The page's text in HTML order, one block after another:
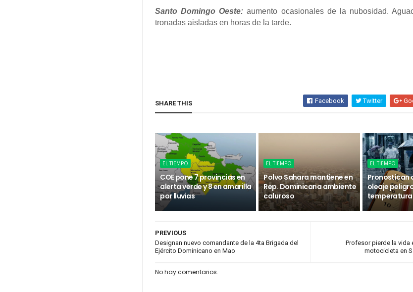
Santo Domingo Oeste: aumento ocasionales de la nubosidad.
tronadas aisladas en horas de la tarde.
SHARE THIS Facebook Twitter
EL TIEMPO
COE pone 7 provincias en
alerta verde y 8 en amarilla
por lluvias
EL TIEMPO
Polvo Sahara mantiene en
Rep. Dominicana ambiente
caluroso
EL TIEMPO
Pronostican
oleaje
Profesor pierde la vida
motocicleta en
PREVIOUS
Designan nuevo comandante de la 4ta Brigada del
Ejército Dominicano en Mao
No hay comentarios.